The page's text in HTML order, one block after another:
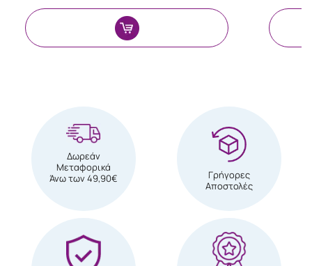
Δωρεάν
Μεταφορικά
Άνω των 49,90€
Γρήγορες
Αποστολές